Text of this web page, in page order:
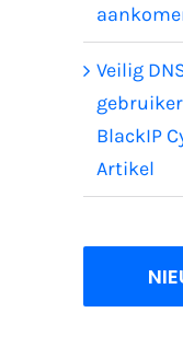
Veilig
BlackIP
Artikel